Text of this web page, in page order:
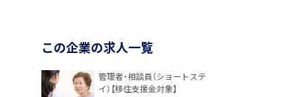
この企業の求人一覧
管理者・相談員（ショートステ
イ）【移住支援金対象】